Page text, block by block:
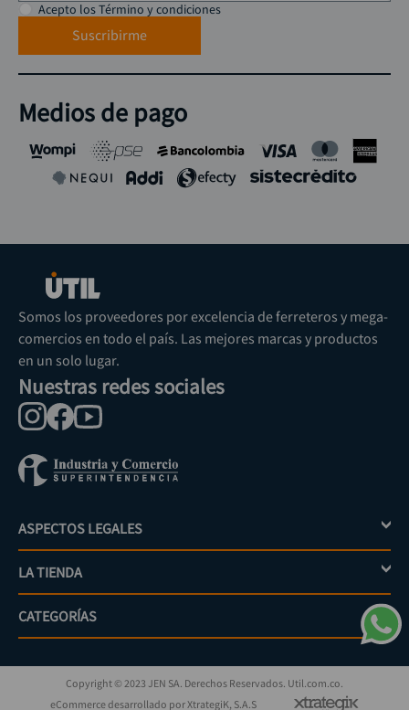
Acepto los Término y condiciones
Suscribirme
Medios de pago
Somos los proveedores por excelencia de ferreteros y mega-
comercios en todo el país. Las mejores marcas y productos
en un solo lugar.
Nuestras redes sociales
ASPECTOS LEGALES +
Política de tratamiento de datos personales
Términos y condiciones
Políticas de devolución
Políticas de garantías y devoluciones
LA TIENDA +
Mi cuenta
PQRs
¿Cómo comprar?
CATEGORÍAS
Jardinería
EléctricosCopyright © 2023 JEN SA. Derechos Reservados. Util.com.co.
eCommerce desarrollado por XtrategiK, S.A.S